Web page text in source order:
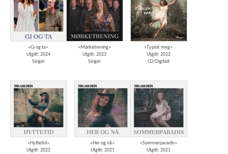
«Gi og ta»
Utgitt: 2024
Singel
«Mørketrening»
Utgitt: 2023
Singel
«Typisk meg»
Utgitt: 2022
CD/Digitalt
«Hyttetid»
Utgitt: 2022
«Her og nå»
Utgitt: 2021
«Sommerparadis»
Utgitt: 2021